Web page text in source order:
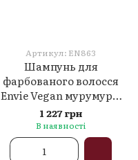
Артикул: EN863
Шампунь для
фарбованого волосся
Envie Vegan мурумуру,
500 мл
1 227 грн
В наявності